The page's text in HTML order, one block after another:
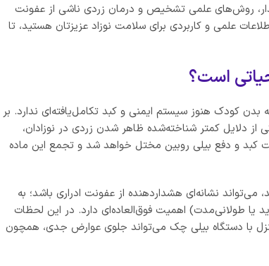
روش‌های علمی تشخیص و درمان زردی ناشی از عفونت
علمی و کاربردی برای سلامت نوزاد عزیزتان هستید، تا
حیاتی است؟
بدن کودک هنوز سیستم ایمنی و کبد تکامل‌یافته‌ای ندارد. بر
دلایل کمتر شناخته‌شده ظاهر شدن زردی در نوزادان،
کبد و دفع بیلی روبین مختل خواهد شد و تجمع این ماده
نشانه‌ای هشداردهنده از عفونت ادراری باشد؛ به‌
یا طولانی‌مدت) اهمیت فوق‌العاده‌ای دارد. در این لحظات
با دستگاه بیلی چک می‌تواند جلوی عوارض جدی، همچون